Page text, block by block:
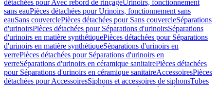
détachées pour Avec rebord de rinçageUrinoirs, fonctionnement
sans eauPièces détachées pour Urinoirs, fonctionnement sans
eauSans couverclePièces détachées pour Sans couvercleSéparations
d'urinoirsPièces détachées pour Séparations d'urinoirsSéparations
d'urinoirs en matière synthétiquePièces détachées pour Séparations
d'urinoirs en matière synthétiqueSéparations d'urinoirs en
verrePièces détachées pour Séparations d'urinoirs en
verreSéparations d'urinoirs en céramique sanitairePièces détachées
pour Séparations d'urinoirs en céramique sanitaireAccessoiresPièces
détachées pour AccessoiresSiphons et accessoires de siphonsTubes